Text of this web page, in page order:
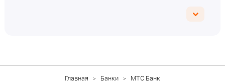
Главная Банки МТС Банк